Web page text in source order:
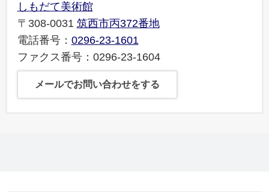
しもだて美術館
〒308-0031 筑西市丙372番地
電話番号： 0296-23-1601
ファクス番号：0296-23-1604
メールでお問い合わせをする